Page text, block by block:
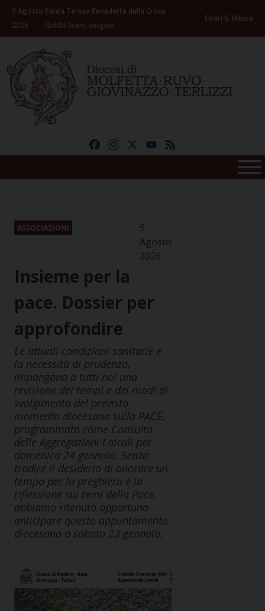
Skip
content
9 Agosto
2026
Santa Teresa Benedetta della Croce
(Edith) Stein, vergine
Orari S. Messe
FacebookInstagramYouTube
ASSOCIAZIONI
9
Agosto
2026
Insieme per la
pace. Dossier per
approfondire
Le attuali condizioni sanitarie e
la necessità di prudenza,
impongono a tutti noi una
revisione dei tempi e dei modi di
svolgimento del previsto
momento diocesano sulla PACE,
programmato come Consulta
delle Aggregazioni Laicali per
domenica 24 gennaio. Senza
tradire il desiderio di onorare un
tempo per la preghiera e la
riflessione sui temi della Pace,
abbiamo ritenuto opportuno
anticipare questo appuntamento
diocesano a sabato 23 gennaio.